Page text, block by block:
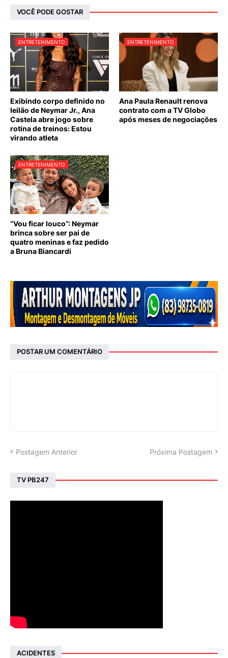
VOCÊ PODE GOSTAR
ENTRETENIMENTO
Exibindo corpo definido no
leilão de Neymar Jr., Ana
Castela abre jogo sobre
rotina de treinos: Estou
virando atleta
ENTRETENIMENTO
Ana Paula Renault renova
contrato com a TV Globo
após meses de negociações
ENTRETENIMENTO
“Vou ficar louco”: Neymar
brinca sobre ser pai de
quatro meninas e faz pedido
a Bruna Biancardi
POSTAR UM COMENTÁRIO
Postagem Anterior Próxima Postagem
TV PB247
ACIDENTES